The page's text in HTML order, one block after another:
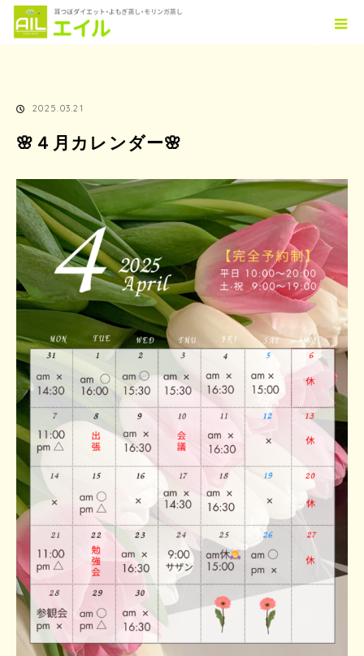
ホーム
TOPICS
🌸４月カレンダー🌸
2025.03.21
🌸４月カレンダー🌸